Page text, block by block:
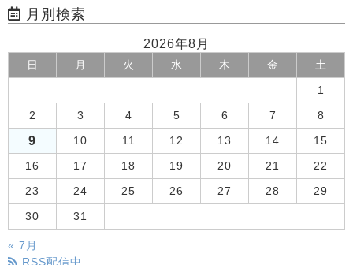
月別検索
2026年8月
日 月 火 水 木 金 土
1
2 3 4 5 6 7 8
9 10 11 12 13 14 15
16 17 18 19 20 21 22
23 24 25 26 27 28 29
30 31
« 7月
RSS配信中